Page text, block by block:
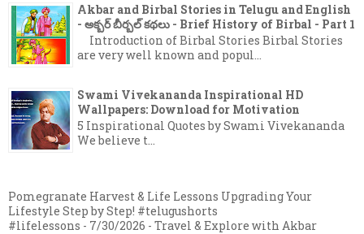
Akbar and Birbal Stories in Telugu and English
- అక్బర్ బీర్బల్ కథలు - Brief History of Birbal - Part 1
Introduction of Birbal Stories Birbal Stories
are very well known and popul...
Swami Vivekananda Inspirational HD
Wallpapers: Download for Motivation
5 Inspirational Quotes by Swami Vivekananda
We believe t...
Pomegranate Harvest & Life Lessons Upgrading Your
Lifestyle Step by Step! #telugushorts
#lifelessons - 7/30/2026 - Travel & Explore with Akbar